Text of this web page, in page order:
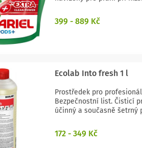
399 - 889 Kč
Ecolab Into fresh 1 l
Prostředek pro
Bezpečnostní list. Čisticí
účinný a současně šetrný
172 - 349 Kč